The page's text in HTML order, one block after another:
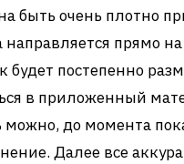
быть очень плотно
направляется прямо
будет постепенно
в приложенный
можно, до момента
Далее все